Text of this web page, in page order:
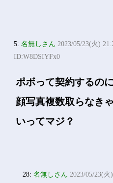
5:名無しさん 2023/05/23(火)
ID:W8DSIYFx0
ポボって契約するの
顔写真複数取らなき
いってマジ？
28:名無しさん 2023/05/23(火